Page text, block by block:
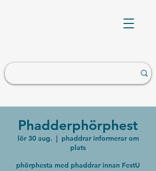
Phadderphörphest
lör 30 aug.
  |
phaddrar informerar om
plats
phörphesta med phaddrar innan FestU